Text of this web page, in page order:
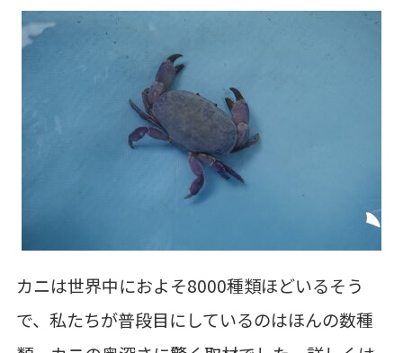
カニは世界中におよそ8000種類ほどいるそう
で、私たちが普段目にしているのはほんの数種